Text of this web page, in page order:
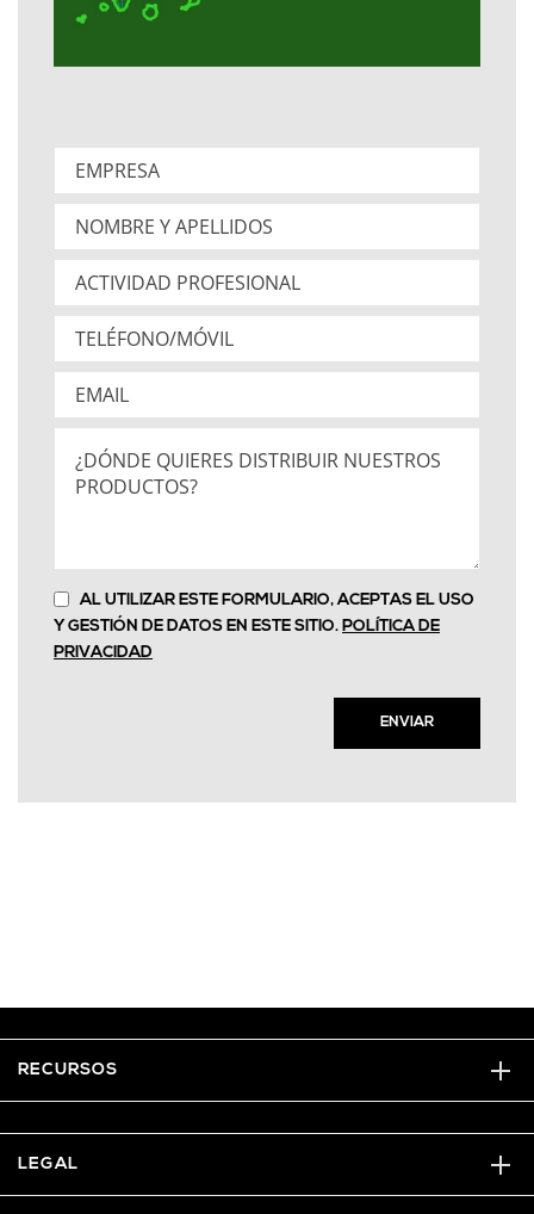
AL UTILIZAR ESTE FORMULARIO, ACEPTAS EL USO
Y GESTIÓN DE DATOS EN ESTE SITIO. POLÍTICA DE
PRIVACIDAD
ENVIAR
RECURSOS
LEGAL